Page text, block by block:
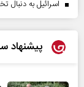
اسرائیل به
پیشنهاد